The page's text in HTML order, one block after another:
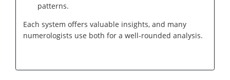
patterns.
Each system offers valuable insights, and many
numerologists use both for a well-rounded analysis.